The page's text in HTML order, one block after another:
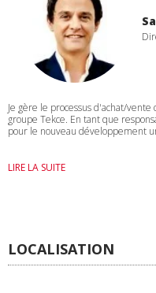
Je gère le processus d'achat/
groupe Tekce. En tant que
pour le nouveau développement
LIRE LA SUITE
LOCALISATION